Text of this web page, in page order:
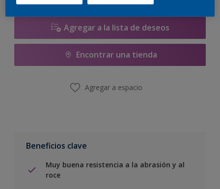
Agregar a la lista de deseos
Encontrar una tienda
Agregar a espacio
Beneficios clave
Muy buena resistencia a la abrasión y al
roce